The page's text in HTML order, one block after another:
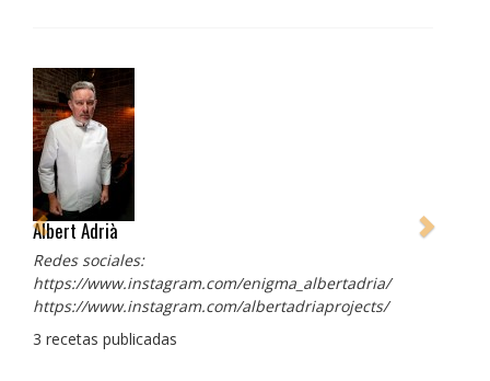
Albert Adrià
Redes sociales:
https://www.instagram.com/enigma_albertadria/
https://www.instagram.com/albertadriaprojects/
3 recetas publicadas